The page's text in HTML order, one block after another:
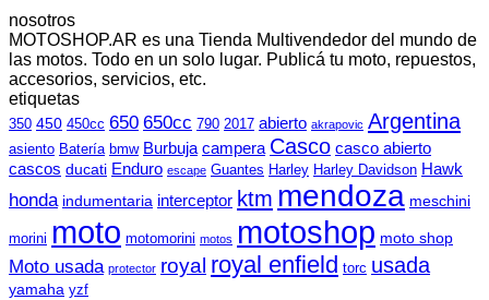
nosotros
MOTOSHOP.AR es una Tienda Multivendedor del mundo de
las motos. Todo en un solo lugar. Publicá tu moto, repuestos,
accesorios, servicios, etc.
etiquetas
350 450 450cc 650 650cc 790 2017 abierto akrapovic Argentina
asiento Batería bmw Burbuja campera Casco casco abierto
cascos ducati Enduro escape Guantes Harley Harley Davidson Hawk
honda indumentaria interceptor ktm mendoza meschini
morini moto motomorini motos motoshop moto shop
Moto usada protector royal royal enfield torc usada
yamaha yzf